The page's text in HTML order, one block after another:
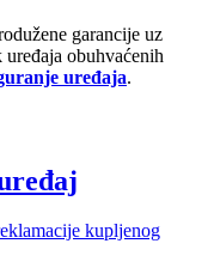
garancije uz
obuhvaćenih
uređaja.
kupljenog